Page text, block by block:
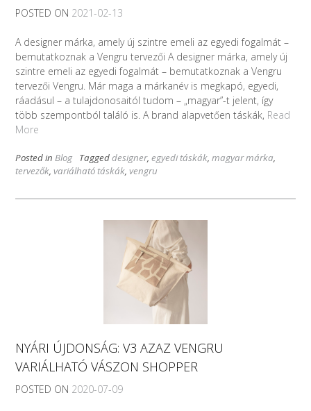
POSTED ON 2021-02-13
A designer márka, amely új szintre emeli az egyedi fogalmát –
bemutatkoznak a Vengru tervezői A designer márka, amely új
szintre emeli az egyedi fogalmát – bemutatkoznak a Vengru
tervezői Vengru. Már maga a márkanév is megkapó, egyedi,
ráadásul – a tulajdonosaitól tudom – „magyar”-t jelent, így
több szempontból találó is. A brand alapvetően táskák, Read
More
Posted in Blog Taggeddesigner, egyedi táskák, magyar márka,
tervezők, variálható táskák, vengru
NYÁRI ÚJDONSÁG: V3 AZAZ VENGRU
VARIÁLHATÓ VÁSZON SHOPPER
POSTED ON 2020-07-09